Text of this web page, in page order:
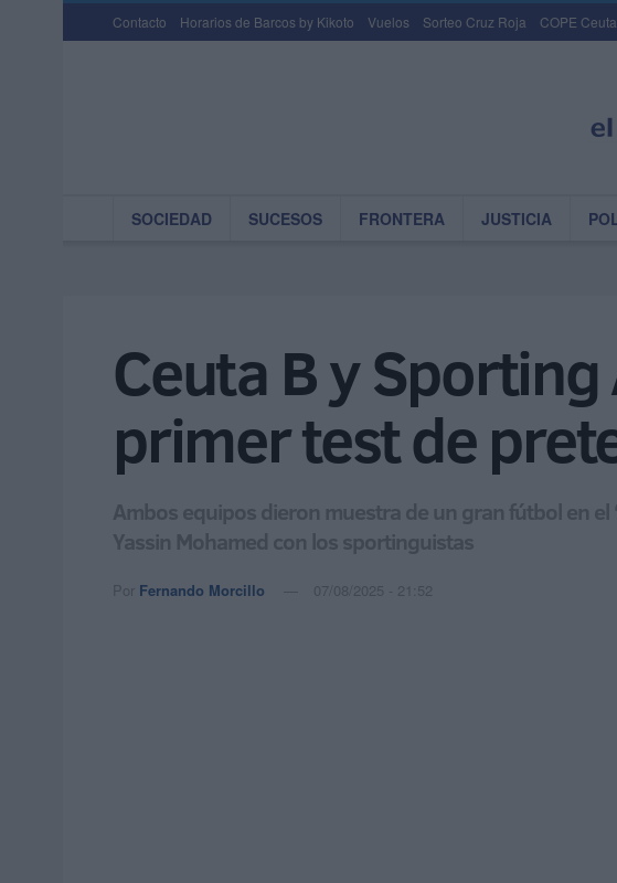
Contacto Horarios de Barcos by Kikoto Vuelos Sorteo Cruz Roja COPE Ceuta
SOCIEDAD SUCESOS FRONTERA JUSTICIA
Ceuta B y
primer test de
Ambos equipos dieron muestra de un gran fútbol en el
Yassin Mohamed con los sportinguistas
Por Fernando Morcillo 07/08/2025 - 21:52